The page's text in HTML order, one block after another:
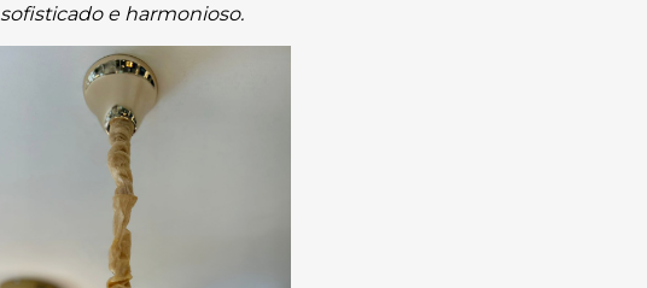
sofisticado e harmonioso.